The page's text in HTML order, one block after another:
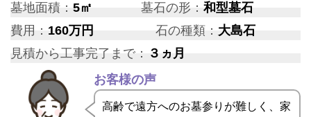
墓地面積： 5㎡ 墓石の形：和型墓石
費用： 160万円 石の種類： 大島石
見積から工事完了まで： ３ヵ月
お客様の声
高齢で遠方へのお墓参りが難しく、家